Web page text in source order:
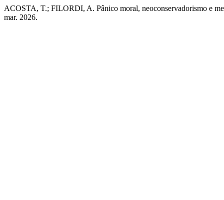
ACOSTA, T.; FILORDI, A. Pânico moral, neoconservadorismo e
mar. 2026.